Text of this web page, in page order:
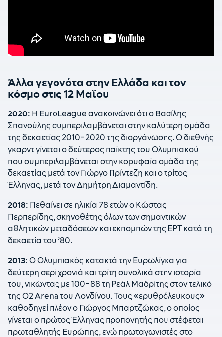
Άλλα γεγονότα στην Ελλάδα και τον
κόσμο στις 12 Μαΐου
2020: Η EuroLeague ανακοινώνει ότι ο Βασίλης
Σπανούλης συμπεριλαμβάνεται στην καλύτερη ομάδα
της δεκαετίας 2010-2020 της διοργάνωσης. Ο διεθνής
γκαρντ γίνεται ο δεύτερος παίκτης του Ολυμπιακού
που συμπεριλαμβάνεται στην κορυφαία ομάδα της
δεκαετίας μετά τον Γιώργο Πρίντεζη και ο τρίτος
Έλληνας, μετά τον Δημήτρη Διαμαντίδη.
2018: Πεθαίνει σε ηλικία 78 ετών ο Κώστας
Περπερίδης, σκηνοθέτης όλων των σημαντικών
αθλητικών μεταδόσεων και εκπομπών της ΕΡΤ κατά τη
δεκαετία του ’80.
2013: Ο Ολυμπιακός κατακτά την Ευρωλίγκα για
δεύτερη σερί χρονιά και τρίτη συνολικά στην ιστορία
του, νικώντας με 100-88 τη Ρεάλ Μαδρίτης στον τελικό
της Ο2 Arena του Λονδίνου. Τους «ερυθρόλευκους»
καθοδηγεί πλέον ο Γιώργος Μπαρτζώκας, ο οποίος
γίνεται ο πρώτος Έλληνας προπονητής που στέφεται
πρωταθλητής Ευρώπης, ενώ πρωταγωνιστές στο